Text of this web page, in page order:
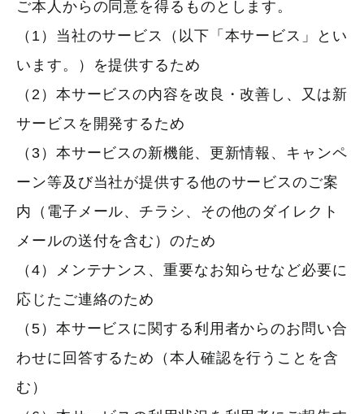
ご本人からの同意を得るものとします。
（1）当社のサービス（以下「本サービス」とい
います。）を提供するため
（2）本サービスの内容を改良・改善し、又は新
サービスを開発するため
（3）本サービスの新機能、更新情報、キャンペ
ーン等及び当社が提供する他のサービスのご案
内（電子メール、チラシ、その他のダイレクト
メールの送付を含む）のため
（4）メンテナンス、重要なお知らせなど必要に
応じたご連絡のため
（5）本サービスに関する利用者からのお問い合
わせに回答するため（本人確認を行うことを含
む）